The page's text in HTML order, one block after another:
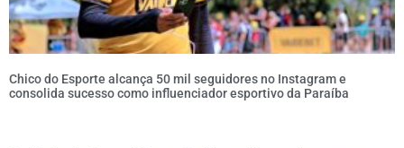
Chico do Esporte alcança 50 mil seguidores no Instagram e
consolida sucesso como influenciador esportivo da Paraíba